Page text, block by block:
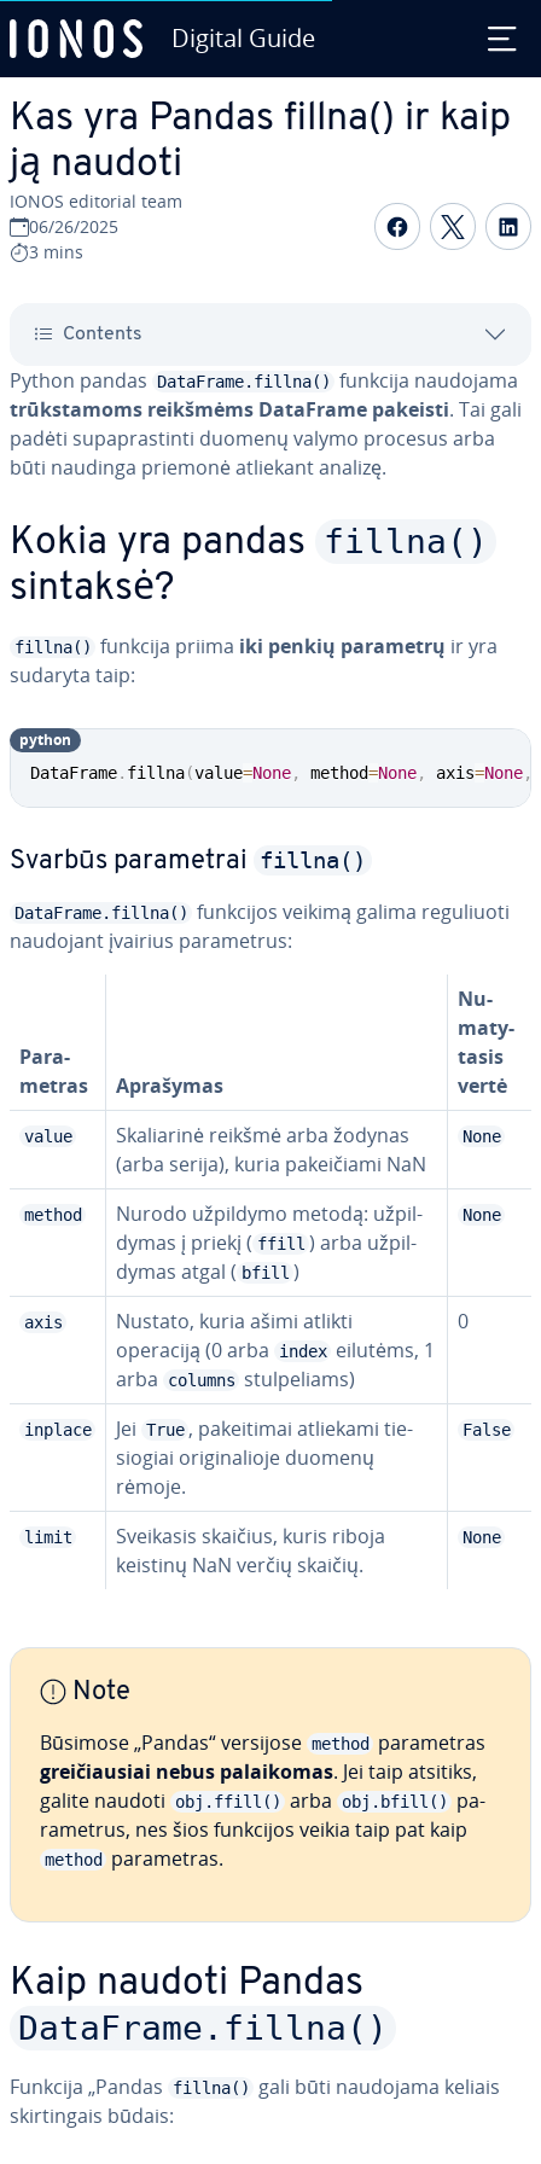
Digital Guide
Kas yra Pandas fillna() ir kaip
ją naudoti
IONOS editorial team
06/26/2025
3 mins
Share on
Contents
Python pandas DataFrame.fillna() funkcija naudojama
trūks­ta­moms reikšmėms DataFrame pakeisti. Tai gali
padėti su­pa­pras­tin­ti duomenų valymo procesus arba
būti naudinga priemonė atliekant analizę.
Kokia yra pandas fillna()
sintaksė?
fillna() funkcija priima iki penkių parametrų ir yra
sudaryta taip:
DataFrame. fillna(value=None, method=None, axis=None,
python
Svarbūs pa­ra­met­rai fillna()
DataFrame.fillna() funkcijos veikimą galima re­gu­liuo­ti
naudojant įvairius pa­ra­met­rus:
Pa­ra­
met­ras
Aprašymas
Nu­
ma­ty­
ta­sis
vertė
value
Ska­lia­ri­nė reikšmė arba žodynas
(arba serija), kuria pa­kei­čia­mi NaN
None
method
Nurodo užpildymo metodą: už­pil­
dy­mas į priekį ( ffill ) arba už­pil­
dy­mas atgal ( bfill )
None
axis
Nustato, kuria ašimi atlikti
operaciją (0 arba
index eilutėms, 1
arba
columns stul­pe­liams)
0
inplace Jei True , pa­kei­ti­mai atliekami tie­
sio­giai ori­gi­na­lio­je duomenų
rėmoje.
False
limit
Sveikasis skaičius, kuris riboja
keistinų NaN verčių skaičių.
None
Note
Būsimose „Pandas“ versijose method
pa­ra­met­ras
grei­čiau­siai nebus pa­lai­ko­mas. Jei taip atsitiks,
galite naudoti
obj.ffill() arba obj.bfill()
pa­
ra­met­rus, nes šios funkcijos veikia taip pat kaip
method pa­ra­met­ras.
Kaip naudoti Pandas
DataFrame.fillna()
Funkcija „Pandas fillna()
gali būti naudojama keliais
skir­tin­gais būdais: